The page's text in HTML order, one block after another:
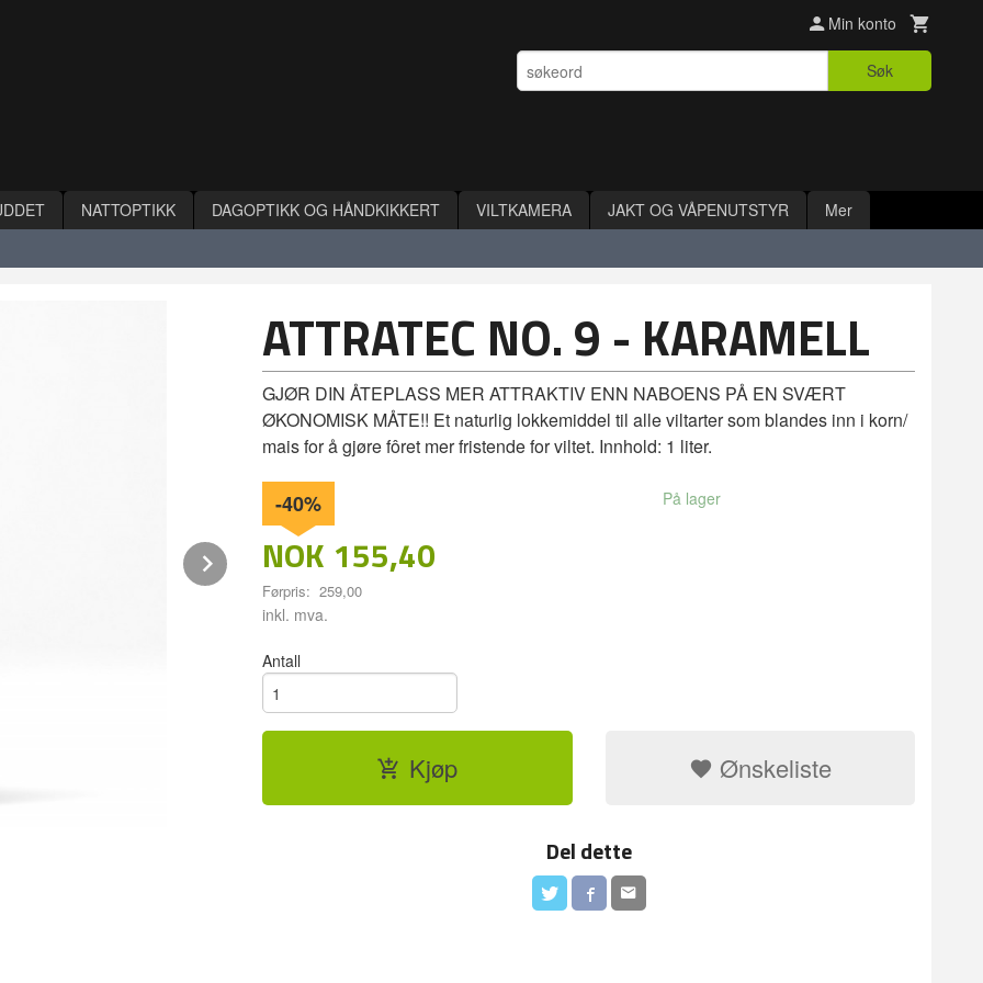
Min konto
Søk
NATTOPTIKK DAGOPTIKK OG HÅNDKIKKERT VILTKAMERA JAKT OG VÅPENUTSTYR Mer
FLASKEN ER PAKKET I EN GJENVINNINGSBAR ALUMINIUMSPOSE
Next
ATTRATEC NO. 9 - KARAMELL
GJØR DIN ÅTEPLASS MER ATTRAKTIV ENN NABOENS PÅ EN SVÆRT
ØKONOMISK MÅTE!! Et naturlig lokkemiddel til alle viltarter som blandes inn i korn/
mais for å gjøre fôret mer fristende for viltet. Innhold: 1 liter.
NOK 155,40
Førpris: 259,00
Rabatt
-40%
inkl. mva.
På lager
Antall
Kjøp Ønskeliste
Del dette